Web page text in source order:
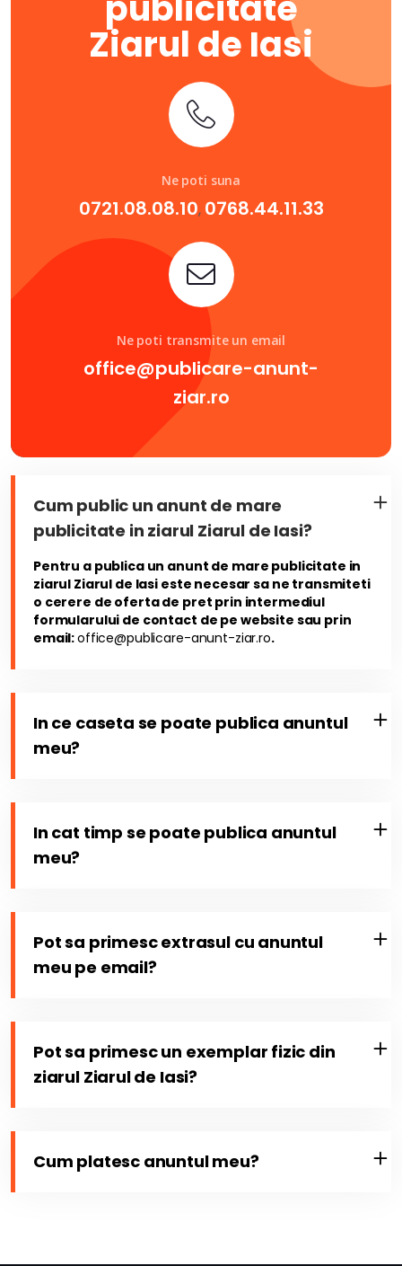
Ziarul de Iasi
Ne poti suna
0721.08.08.10, 0768.44.11.33
Ne poti transmite un email
office@publicare-anunt-
ziar.ro
Cum public un anunt de mare
publicitate in ziarul Ziarul de Iasi?
Pentru a publica un anunt de mare publicitate in
ziarul Ziarul de Iasi este necesar sa ne transmiteti
o cerere de oferta de pret prin intermediul
formularului de contact de pe website sau prin
email:office@publicare-anunt-ziar.ro.
In ce caseta se poate publica anuntul
meu?
In cat timp se poate publica anuntul
meu?
Pot sa primesc extrasul cu anuntul
meu pe email?
Pot sa primesc un exemplar fizic din
ziarul Ziarul de Iasi?
Cum platesc anuntul meu?